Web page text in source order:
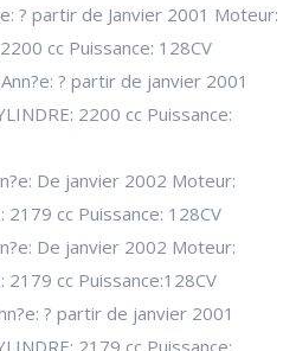
? partir de Janvier 2001 Moteur:
cc Puissance: 128CV
? partir de janvier 2001
2200 cc Puissance:
De janvier 2002 Moteur:
2179 cc Puissance: 128CV
De janvier 2002 Moteur:
2179 cc Puissance:128CV
? partir de janvier 2001
2179 cc Puissance: